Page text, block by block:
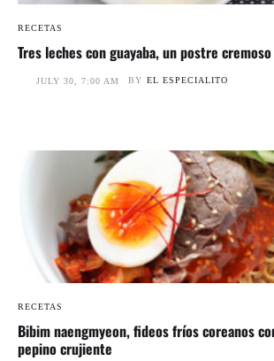
RECETAS
Tres leches con guayaba, un postre
JULY 30, 7:00 AM BY EL ESPECIALITO
RECETAS
Bibim naengmyeon, fideos fríos coreanos
pepino crujiente